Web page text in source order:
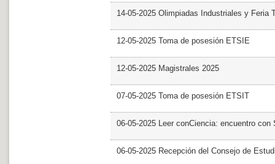
14-05-2025 Olimpiadas Industriales y Feria
12-05-2025 Toma de posesión ETSIE
12-05-2025 Magistrales 2025
07-05-2025 Toma de posesión ETSIT
06-05-2025 Leer conCiencia: encuentro con
06-05-2025 Recepción del Consejo de